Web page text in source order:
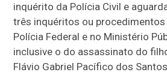
inquérito da Polícia Civil e
três inquéritos ou
Polícia Federal e no Ministério
inclusive o do assassinato do
Flávio Gabriel Pacífico dos